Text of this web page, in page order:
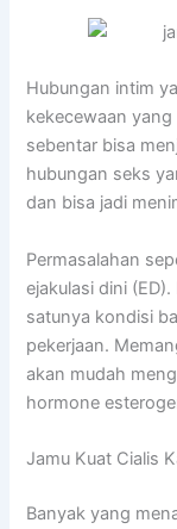
Hubungan intim
kekecewaan
sebentar bisa
hubungan seks
dan bisa jadi
Permasalahan
ejakulasi dini
satunya kondisi
pekerjaan.
akan mudah
hormone
Jamu Kuat Cialis
Banyak yang